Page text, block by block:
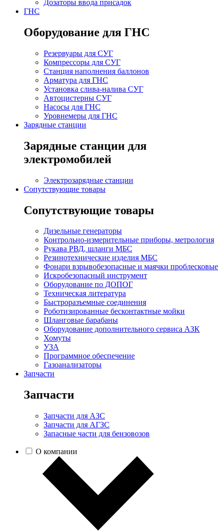
Дозаторы ввода присадок
ГНС
Оборудование для ГНС
Резервуары для СУГ
Компрессоры для СУГ
Станция наполнения баллонов
Арматура для ГНС
Установка слива-налива СУГ
Автоцистерны СУГ
Насосы для ГНС
Уровнемеры для ГНС
Зарядные станции
Зарядные станции для
электромобилей
Электрозарядные станции
Сопутствующие товары
Сопутствующие товары
Дизельные генераторы
Контрольно-измерительные приборы, метрология
Рукава РВД, шланги МБС
Резинотехнические изделия МБС
Фонари взрывобезопасные и маячки проблесковые
Искробезопасный инструмент
Оборудование по ДОПОГ
Техническая литература
Быстроразъемные соединения
Роботизированные бесконтактные мойки
Шланговые барабаны
Оборудование дополнительного сервиса АЗК
Хомуты
УЗА
Программное обеспечение
Газоанализаторы
Запчасти
Запчасти
Запчасти для АЗС
Запчасти для АГЗС
Запасные части для бензовозов
О компании